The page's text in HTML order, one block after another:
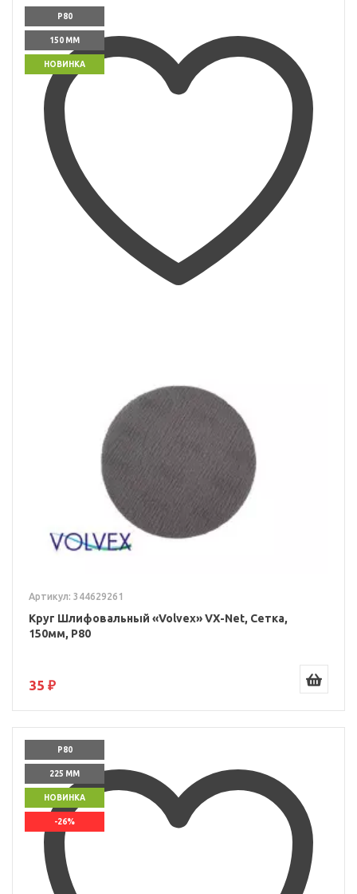
P80
150 ММ
НОВИНКА
Артикул: 344629261
Круг Шлифовальный «Volvex» VX-Net, Сетка,
150мм, P80
35 ₽
P80
225 ММ
НОВИНКА
-26%